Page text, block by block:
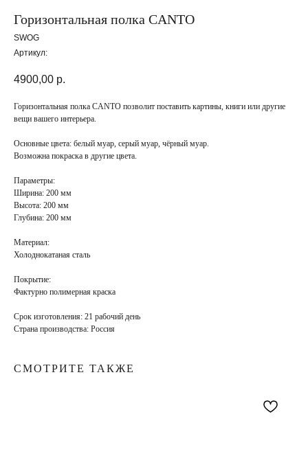
Горизонтальная полка CANTO
SWOG
Артикул:
4900,00 р.
Горизонтальная полка CANTO позволит поставить картины, книги или другие
вещи вашего интерьера.
Основные цвета: белый муар, серый муар, чёрный муар.
Возможна покраска в другие цвета.
Параметры:
Ширина: 200 мм
Высота: 200 мм
Глубина: 200 мм
Материал:
Холоднокатаная сталь
Покрытие:
Фактурно полимерная краска
Срок изготовления: 21 рабочий день
Страна производства: Россия
СМОТРИТЕ ТАКЖЕ